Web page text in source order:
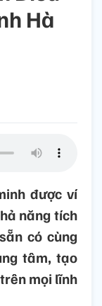
Hà
được ví
năng tích
có cùng
tâm, tạo
mọi lĩnh